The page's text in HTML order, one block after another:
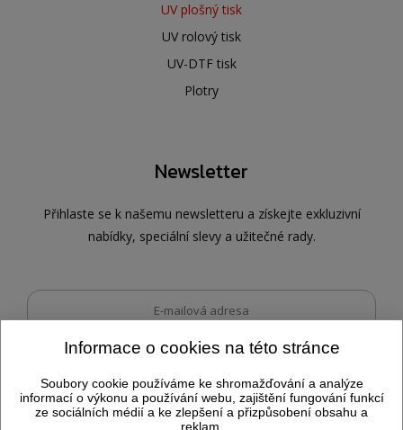
Informace o cookies na této stránce
Soubory cookie používáme ke shromažďování a analýze
informací o výkonu a používání webu, zajištění fungování funkcí
ze sociálních médií a ke zlepšení a přizpůsobení obsahu a
reklam.
UV plošný tisk
UV rolový tisk
UV-DTF tisk
Plotry
Newsletter
Přihlaste se k našemu newsletteru a získejte exkluzivní
nabídky, speciální slevy a užitečné rady.
Dovolujeme si vás informovat, že po odeslání tohoto formuláře